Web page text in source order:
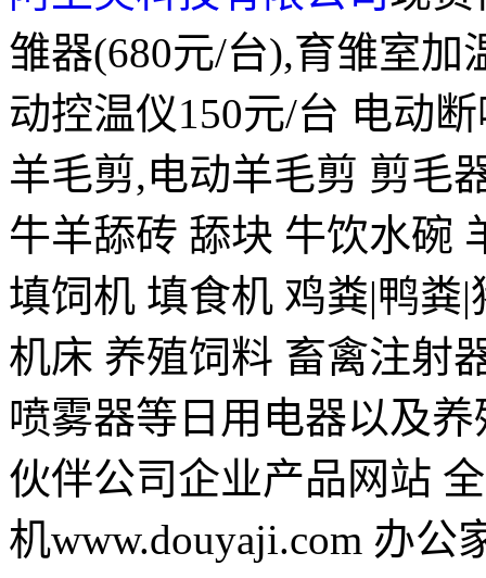
雏器(680元/台),育雏室加
动控温仪150元/台 电动
羊毛剪,电动羊毛剪 剪毛
牛羊舔砖 舔块 牛饮水碗
填饲机 填食机 鸡粪|鸭粪
机床 养殖饲料 畜禽注射
喷雾器等日用电器以及
伙伴公司企业产品网站
机www.douyaji.com 办公